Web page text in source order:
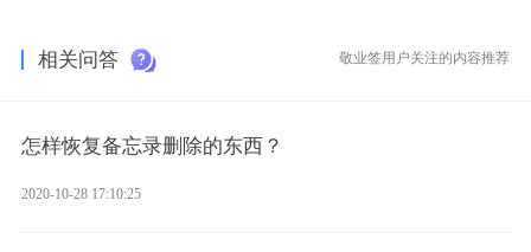
相关问答 敬业签用户关注的内容推荐
怎样恢复备忘录删除的东西？
2020-10-28 17:10:25